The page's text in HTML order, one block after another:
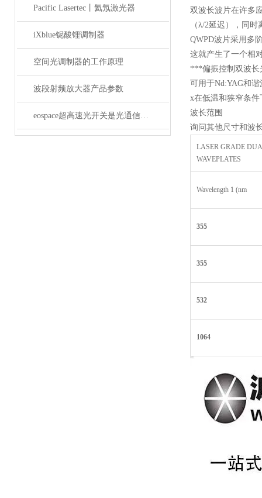
Pacific Lasertec丨氦氖激光器
iXblue铌酸锂调制器
空间光调制器的工作原理
波段射频放大器产品参数
eospace超高速光开关是光通信领域的革新之作
双波长波片在许多
（λ/2延迟），同
QWPD波片采用多
这就产生了一个相
***偏振控制双波长
可用于Nd:YAG和谐
x在低温和狭窄条件
波长范围
询问其他尺寸和波
LASER GRADE
WAVEPLATES
Wavelength 1 (nm
355
355
532
1064